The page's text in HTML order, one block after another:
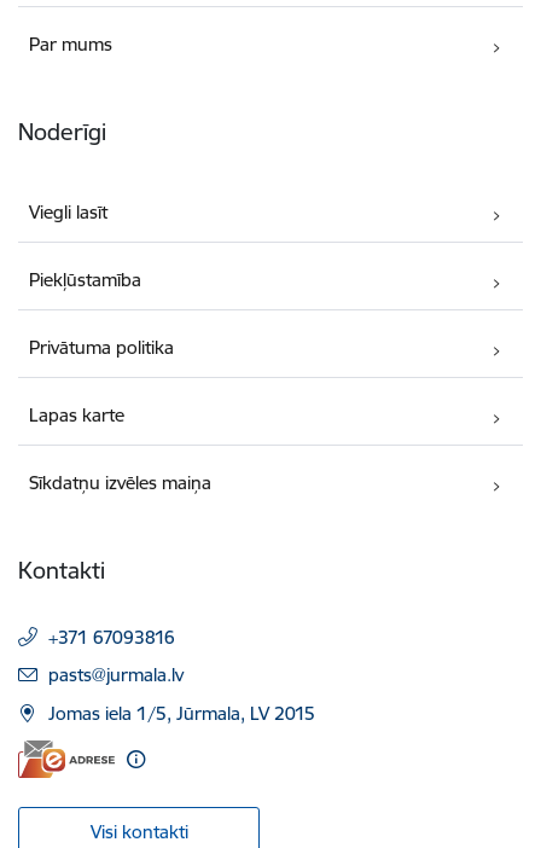
Par mums
Noderīgi
Viegli lasīt
Piekļūstamība
Privātuma politika
Lapas karte
Sīkdatņu izvēles maiņa
Kontakti
+371 67093816
E-pasts:
pasts@jurmala.lv
Jomas iela 1/5, Jūrmala, LV 2015
Visi kontakti